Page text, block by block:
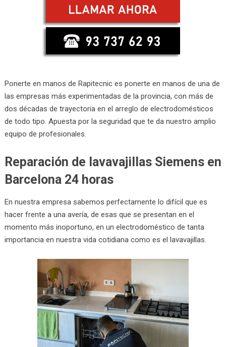
Ponerte en manos de Rapitecnic es ponerte en manos de una de
las empresas más experimentadas de la provincia, con más de
dos décadas de trayectoria en el arreglo de electrodomésticos
de todo tipo. Apuesta por la seguridad que te da nuestro amplio
equipo de profesionales.
Reparación de lavavajillas Siemens en
Barcelona 24 horas
En nuestra empresa sabemos perfectamente lo difícil que es
hacer frente a una avería, de esas que se presentan en el
momento más inoportuno, en un electrodoméstico de tanta
importancia en nuestra vida cotidiana como es el lavavajillas.